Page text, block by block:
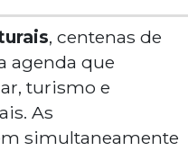
, centenas de
agenda que
turismo e
As
simultaneamente